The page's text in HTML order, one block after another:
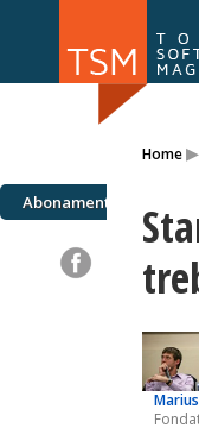
Home▸
Abonamente